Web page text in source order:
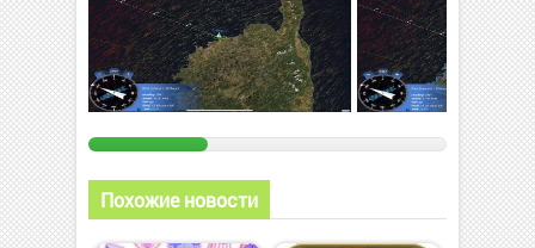
Похожие новости